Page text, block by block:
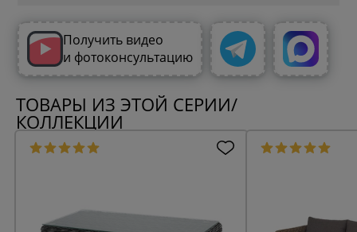
Получить видео
и фотоконсультацию
ТОВАРЫ ИЗ ЭТОЙ СЕРИИ/
КОЛЛЕКЦИИ